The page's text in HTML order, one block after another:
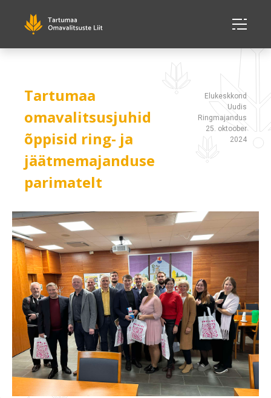
Tartumaa
omavalitsusjuhid
õppisid ring- ja
jäätmemajanduse
parimatelt
Elukeskkond
Uudis
Ringmajandus
25. oktoober
2024